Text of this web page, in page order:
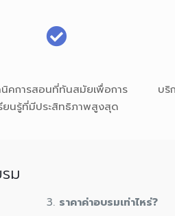
นิคการสอนที่ทันสมัยเพื่อการ
ยนรู้ที่มีประสิทธิภาพสูงสุด
บริ
ม
ราคาค่าอบรมเท่าไหร่?